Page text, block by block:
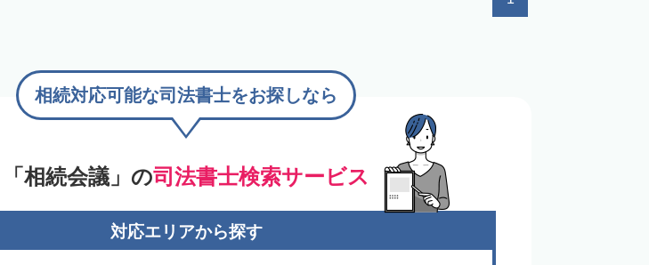
「相続会議」の司法書士検索サービス
相続対応可能な司法書士をお探しなら
対応エリアから探す